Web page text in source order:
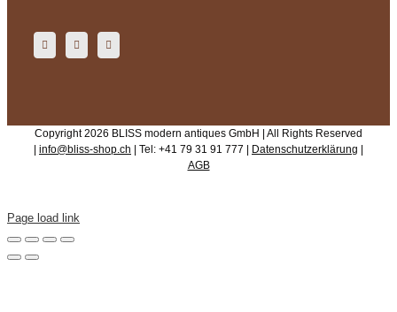
Copyright 2026 BLISS modern antiques GmbH | All Rights Reserved
| info@bliss-shop.ch | Tel: +41 79 31 91 777 | Datenschutzerklärung |
AGB
Page load link